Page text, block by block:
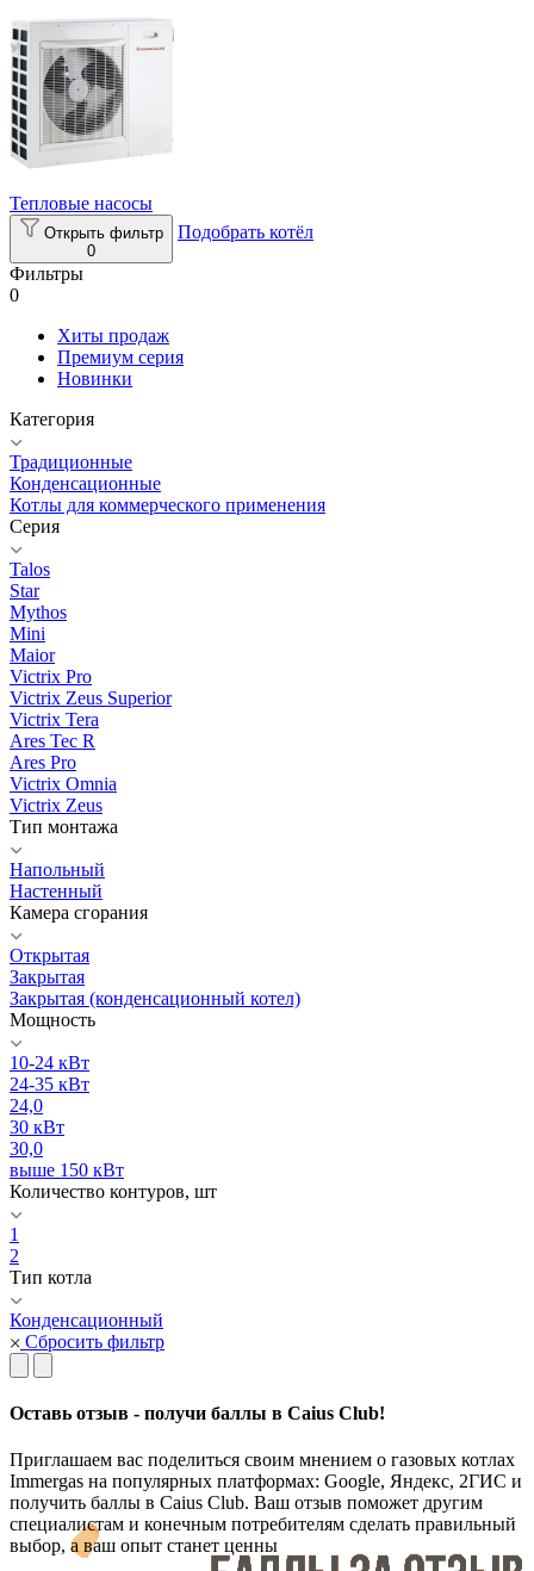
Тепловые насосы
Открыть фильтр
0
Подобрать котёл
Фильтры
0
Хиты продаж
Премиум серия
Новинки
Категория
Традиционные
Конденсационные
Котлы для коммерческого применения
Серия
Talos
Star
Mythos
Mini
Maior
Victrix Pro
Victrix Zeus Superior
Victrix Tera
Ares Tec R
Ares Pro
Victrix Omnia
Victrix Zeus
Тип монтажа
Напольный
Настенный
Камера сгорания
Открытая
Закрытая
Закрытая (конденсационный котел)
Мощность
10-24 кВт
24-35 кВт
24,0
30 кВт
30,0
выше 150 кВт
Количество контуров, шт
1
2
Тип котла
Конденсационный
Сбросить фильтр
Оставь отзыв - получи баллы в Caius Club!
Приглашаем вас поделиться своим мнением о газовых котлах
Immergas на популярных платформах: Google, Яндекс, 2ГИС и
получить баллы в Caius Club. Ваш отзыв поможет другим
специалистам и конечным потребителям сделать правильный
выбор, а ваш опыт станет ценны